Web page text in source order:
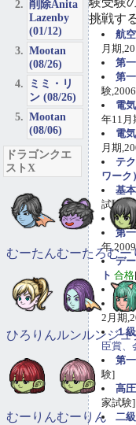
挑戦す
航
月期
第
第
験
電
年11月
電
月期
テ
ワーク）
基
試験]
エ
第一
年
デ
ト 合格
職
甲
2月期
１
臣賞、
第
験]
高
家試験]
二
削除Anita
Lazenby
(01/12)
Mootan
(08/26)
ミミ・リ
ン (08/26)
Mootan
(08/06)
ドラゴンクエ
ストX
むーたんむーたろむー
ひろりんルンルンジュ
むーりんむーりん